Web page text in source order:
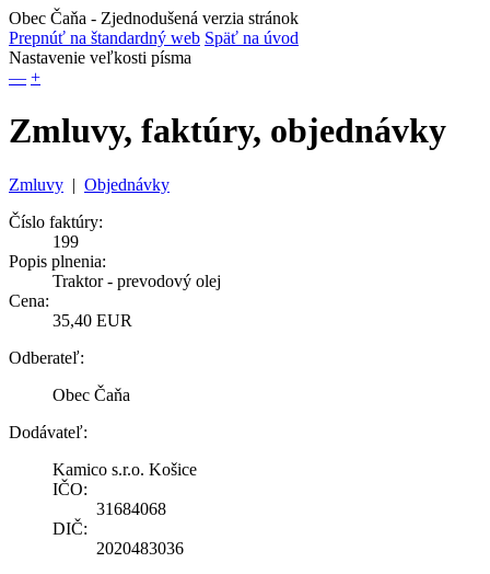
Obec Čaňa - Zjednodušená verzia stránok
Prepnúť na štandardný web Späť na úvod
Nastavenie veľkosti písma
— +
Zmluvy, faktúry, objednávky
Zmluvy | Objednávky
Číslo faktúry:
199
Popis plnenia:
Traktor - prevodový olej
Cena:
35,40 EUR
Odberateľ:
Obec Čaňa
Dodávateľ:
Kamico s.r.o. Košice
IČO:
31684068
DIČ:
2020483036